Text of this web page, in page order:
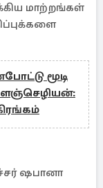
மாற்றங்கள்
மூடி
ஷபானா